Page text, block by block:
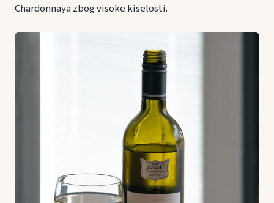
Chardonnaya zbog visoke kiselosti.